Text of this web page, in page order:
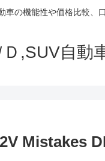
の機能性や価格比較、
,SUV自動
Mistakes